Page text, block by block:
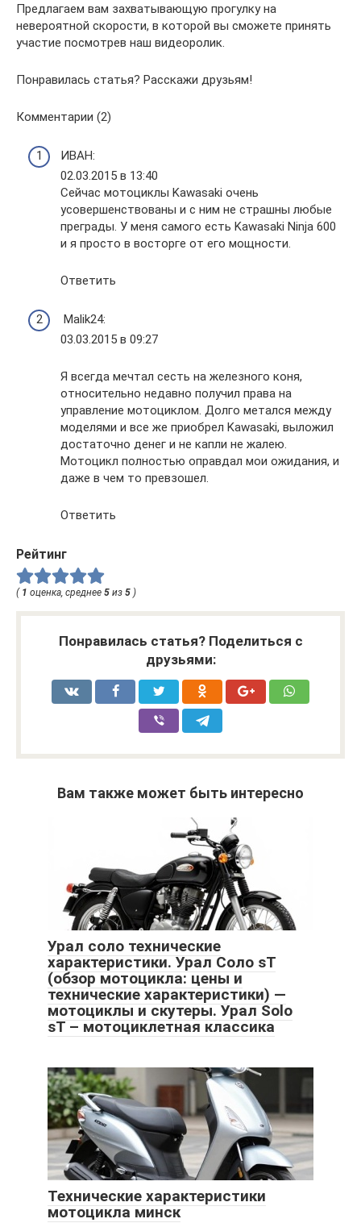
Предлагаем вам захватывающую прогулку на
невероятной скорости, в которой вы сможете принять
участие посмотрев наш видеоролик.
Понравилась статья? Расскажи друзьям!
Комментарии (2)
ИВАН:
02.03.2015 в 13:40
Сейчас мотоциклы Kawasaki очень
усовершенствованы и с ним не страшны любые
преграды. У меня самого есть Kawasaki Ninja 600
и я просто в восторге от его мощности.
Ответить
Malik24:
03.03.2015 в 09:27
Я всегда мечтал сесть на железного коня,
относительно недавно получил права на
управление мотоциклом. Долго метался между
моделями и все же приобрел Kawasaki, выложил
достаточно денег и не капли не жалею.
Мотоцикл полностью оправдал мои ожидания, и
даже в чем то превзошел.
Ответить
Рейтинг
( 1 оценка, среднее 5 из 5 )
Понравилась статья? Поделиться с
друзьями:
Вам также может быть интересно
Урал соло технические
характеристики. Урал Соло sT
(обзор мотоцикла: цены и
технические характеристики) —
мотоциклы и скутеры. Урал Solo
sT – мотоциклетная классика
Технические характеристики
мотоцикла минск